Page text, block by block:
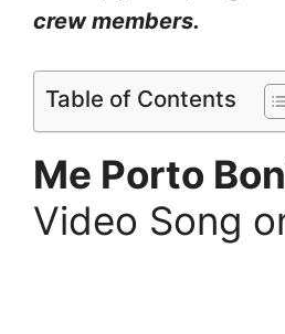
crew members.
Table of Contents
Me Porto
Video Song